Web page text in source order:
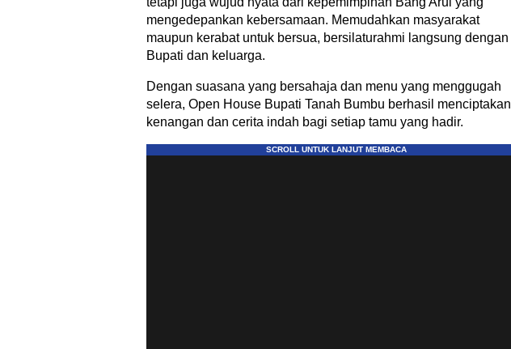
mengedepankan kebersamaan. Memudahkan masyarakat
maupun kerabat untuk bersua, bersilaturahmi langsung dengan
Bupati dan keluarga.
Dengan suasana yang bersahaja dan menu yang menggugah
selera, Open House Bupati Tanah Bumbu berhasil menciptakan
kenangan dan cerita indah bagi setiap tamu yang hadir.